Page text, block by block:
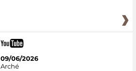
09/06/2026
Arché